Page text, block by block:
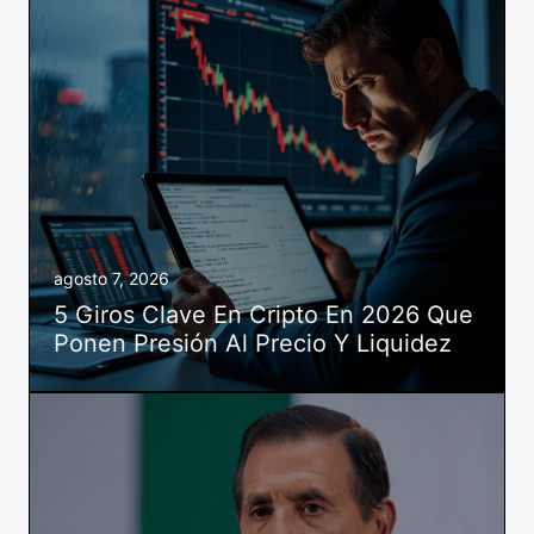
agosto 7, 2026
5 Giros Clave En Cripto En 2026 Que
Ponen Presión Al Precio Y Liquidez